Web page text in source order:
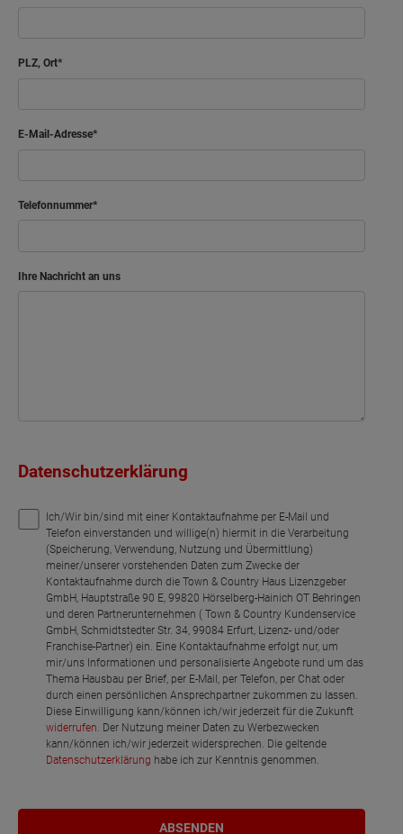
PLZ, Ort
E-Mail-Adresse
Telefonnummer
Ihre Nachricht an uns
Datenschutzerklärung
Ich/Wir bin/sind mit einer Kontaktaufnahme per E-Mail und
Telefon einverstanden und willige(n) hiermit in die Verarbeitung
(Speicherung, Verwendung, Nutzung und Übermittlung)
meiner/unserer vorstehenden Daten zum Zwecke der
Kontaktaufnahme durch die Town & Country Haus Lizenzgeber
GmbH, Hauptstraße 90 E, 99820 Hörselberg-Hainich OT Behringen
und deren Partnerunternehmen ( Town & Country Kundenservice
GmbH, Schmidtstedter Str. 34, 99084 Erfurt, Lizenz- und/oder
Franchise-Partner) ein. Eine Kontaktaufnahme erfolgt nur, um
mir/uns Informationen und personalisierte Angebote rund um das
Thema Hausbau per Brief, per E-Mail, per Telefon, per Chat oder
durch einen persönlichen Ansprechpartner zukommen zu lassen.
Diese Einwilligung kann/können ich/wir jederzeit für die Zukunft
widerrufen. Der Nutzung meiner Daten zu Werbezwecken
kann/können ich/wir jederzeit widersprechen. Die geltende
Datenschutzerklärung habe ich zur Kenntnis genommen.